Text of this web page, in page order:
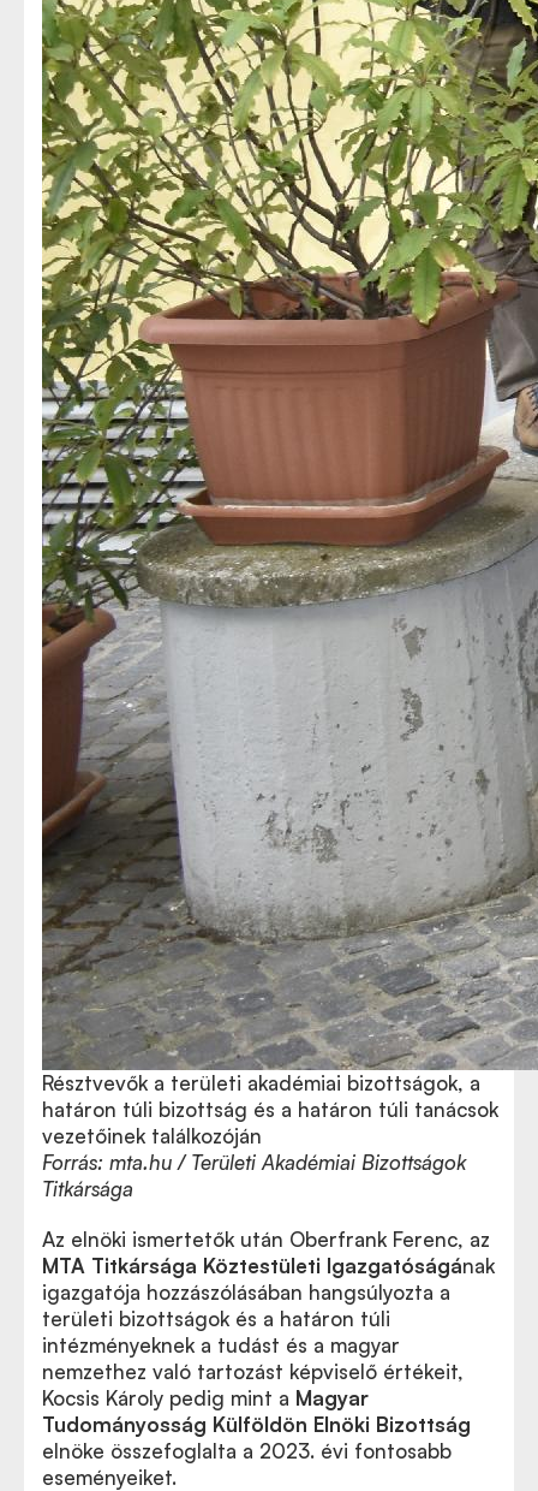
Résztvevők a területi akadémiai bizottságok, a
határon túli bizottság és a határon túli tanácsok
vezetőinek találkozóján
Forrás: mta.hu / Területi Akadémiai Bizottságok
Titkársága
Az elnöki ismertetők után Oberfrank Ferenc, az
MTA Titkársága Köztestületi Igazgatóságának
igazgatója hozzászólásában hangsúlyozta a
területi bizottságok és a határon túli
intézményeknek a tudást és a magyar
nemzethez való tartozást képviselő értékeit,
Kocsis Károly pedig mint a Magyar
Tudományosság Külföldön Elnöki Bizottság
elnöke összefoglalta a 2023. évi fontosabb
eseményeiket.